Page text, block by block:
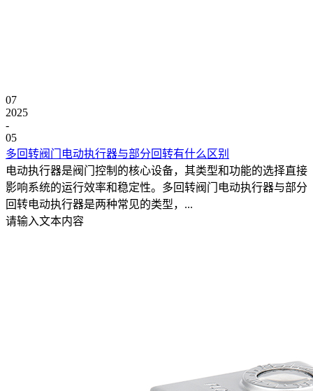
07
2025
-
05
多回转阀门电动执行器与部分回转有什么区别
电动执行器是阀门控制的核心设备，其类型和功能的选择直接
影响系统的运行效率和稳定性。多回转阀门电动执行器与部分
回转电动执行器是两种常见的类型，...
请输入文本内容